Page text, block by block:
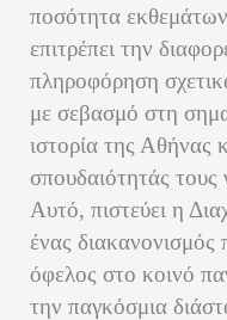
ποσότητα
επιτρέπει την
πληροφόρηση
με σεβασμό στη
ιστορία της Αθήνας
σπουδαιότητάς τους
Αυτό, πιστεύει η
ένας διακανονισμός
όφελος στο κοινό
την παγκόσμια